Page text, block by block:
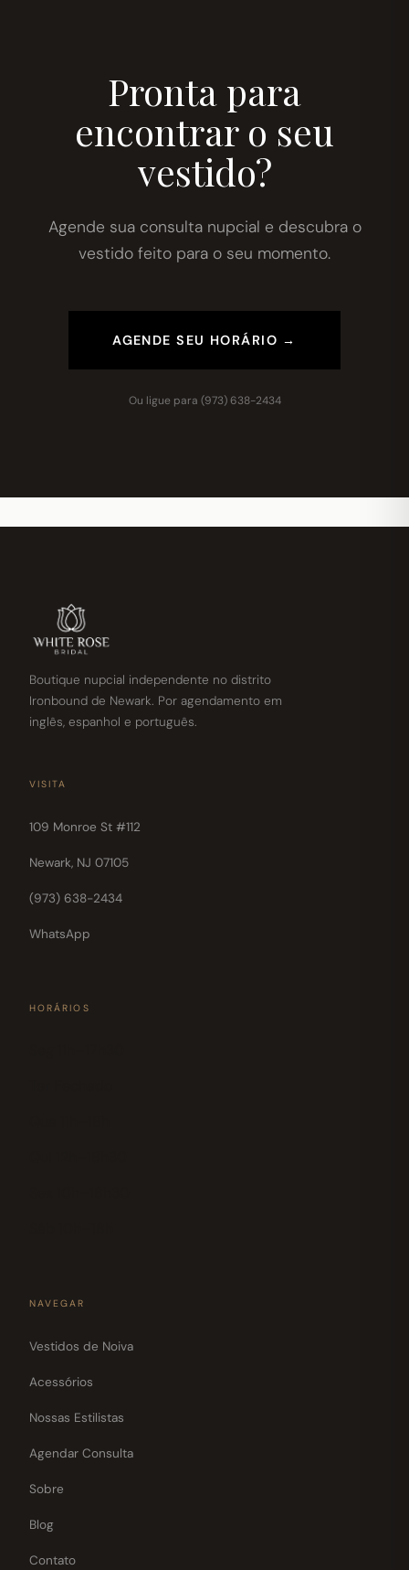
Pronta para
encontrar o seu
vestido?
Agende sua consulta nupcial e descubra o
vestido feito para o seu momento.
AGENDE SEU HORÁRIO →
Ou ligue para (973) 638-2434
Boutique nupcial independente no distrito
Ironbound de Newark. Por agendamento em
inglês, espanhol e português.
VISITA
109 Monroe St #112
Newark, NJ 07105
(973) 638-2434
WhatsApp
HORÁRIOS
NAVEGAR
Vestidos de Noiva
Acessórios
Nossas Estilistas
Agendar Consulta
Sobre
Blog
Contato